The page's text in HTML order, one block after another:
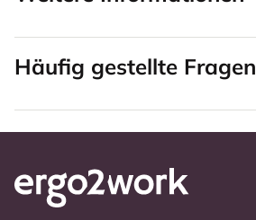
Häufig gestellte Fragen